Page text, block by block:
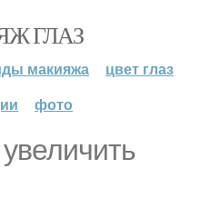
ГЛАЗ
макияжа
цвет глаз
фото